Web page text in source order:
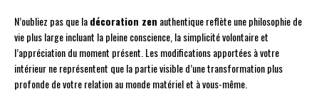
N’oubliez pas que ladécoration zen authentique reflète une philosophie de
vie plus large incluant la pleine conscience, la simplicité volontaire et
l’appréciation du moment présent. Les modifications apportées à votre
intérieur ne représentent que la partie visible d’une transformation plus
profonde de votre relation au monde matériel et à vous-même.